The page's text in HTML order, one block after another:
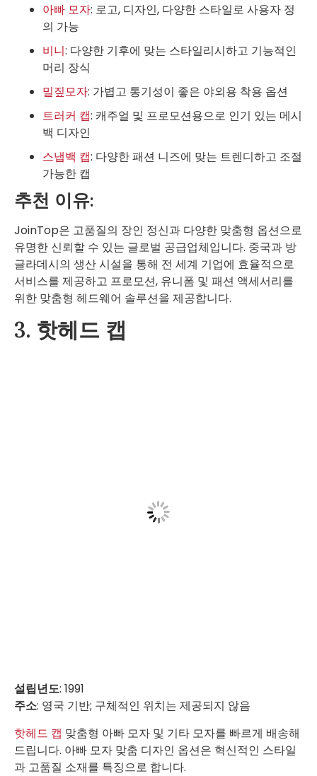
아빠 모자: 로고, 디자인, 다양한 스타일로 사용자 정
의 가능
비니: 다양한 기후에 맞는 스타일리시하고 기능적인
머리 장식
밀짚모자: 가볍고 통기성이 좋은 야외용 착용 옵션
트러커 캡: 캐주얼 및 프로모션용으로 인기 있는 메시
백 디자인
스냅백 캡: 다양한 패션 니즈에 맞는 트렌디하고 조절
가능한 캡
추천 이유:
JoinTop은 고품질의 장인 정신과 다양한 맞춤형 옵션으로
유명한 신뢰할 수 있는 글로벌 공급업체입니다. 중국과 방
글라데시의 생산 시설을 통해 전 세계 기업에 효율적으로
서비스를 제공하고 프로모션, 유니폼 및 패션 액세서리를
위한 맞춤형 헤드웨어 솔루션을 제공합니다.
3. 핫헤드 캡
설립년도: 1991
주소: 영국 기반; 구체적인 위치는 제공되지 않음
핫헤드 캡 맞춤형 아빠 모자 및 기타 모자를 빠르게 배송해
드립니다. 아빠 모자 맞춤 디자인 옵션은 혁신적인 스타일
과 고품질 소재를 특징으로 합니다.